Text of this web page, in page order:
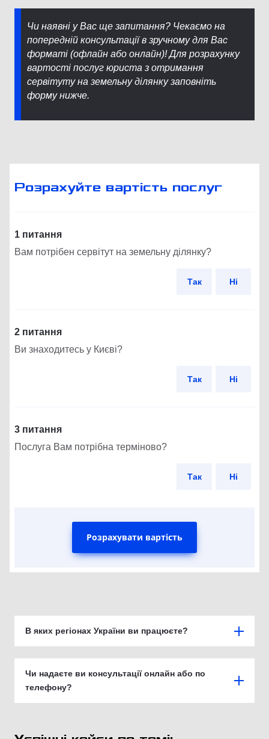
Чи наявні у Вас ще запитання? Чекаємо на
попередній консультації в зручному для Вас
форматі (офлайн або онлайн)! Для розрахунку
вартості послуг юриста з отримання
сервітуту на земельну ділянку заповніть
форму нижче.
Розрахуйте вартість послуг
1 питання
Вам потрібен сервітут на земельну ділянку?
Так Ні
2 питання
Ви знаходитесь у Києві?
Так Ні
3 питання
Послуга Вам потрібна терміново?
Так Ні
Розрахувати вартість
В яких регіонах України ви працюєте?
Чи надаєте ви консультації онлайн або по
телефону?